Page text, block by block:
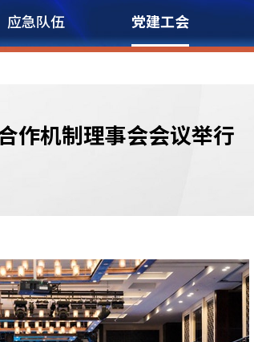
应急队伍 党建工会
作机制理事会会议举行